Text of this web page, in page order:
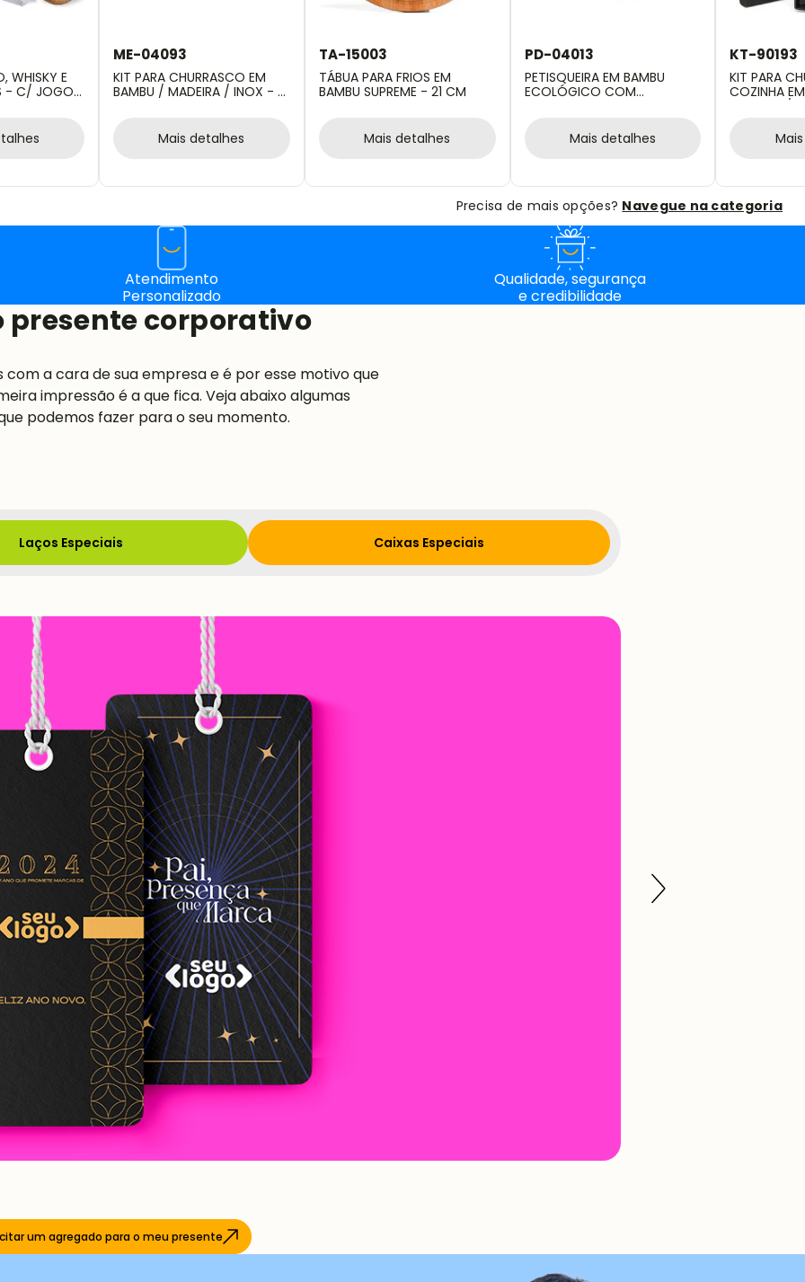
WHISKY E
- C/ JOGO
ME-04093
KIT PARA CHURRASCO EM
BAMBU / MADEIRA / INOX - 3
Mais detalhes
TA-15003
TÁBUA PARA FRIOS EM
BAMBU SUPREME - 21 CM
Mais detalhes
PD-04013
PETISQUEIRA EM BAMBU
ECOLÓGICO COM
Mais detalhes
KT-90193
KIT PARA
COZINHA
MADEIRA /
Precisa de mais opções? Navegue na categoria
Atendimento
Personalizado
Qualidade, segurança
e credibilidade
presente corporativo
a cara de sua empresa e é por esse motivo que
impressão é a que fica. Veja abaixo algumas
podemos fazer para o seu momento.
Laços Especiais Caixas Especiais
um agregado para o meu presente